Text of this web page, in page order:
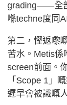
grading——全
喺techne度同
第二，慳返嚟
苦水。Metis係
screen前面。
「Scope 1」
遲早會被識嘅